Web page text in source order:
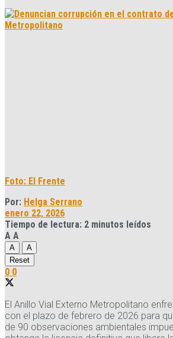
Foto: El Frente
Por: Helga Serrano
enero 22, 2026
Tiempo de lectura: 2 minutos leídos
A A
A
A
Reset
0 0
El Anillo Vial Externo Metropolitano
con el plazo de febrero de 2026 para
de 90 observaciones ambientales